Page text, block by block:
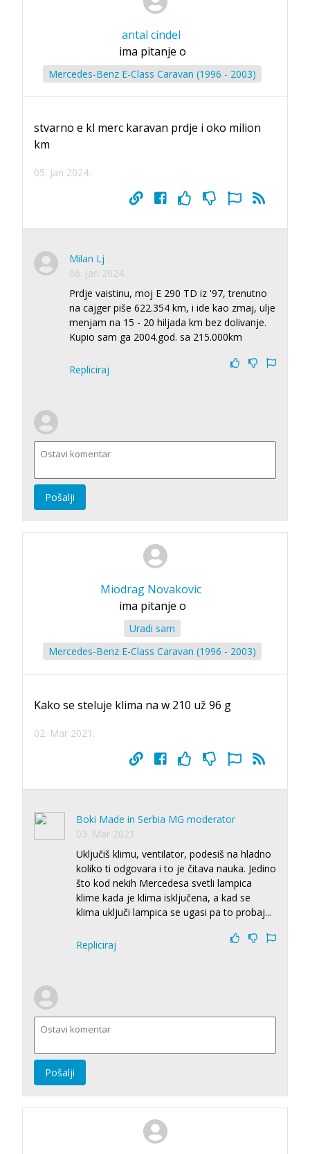
antal cindel
ima pitanje o
Mercedes-Benz E-Class Caravan (1996 - 2003)
stvarno e kl merc karavan prdje i oko milion
km
05. Jan 2024.
Milan Lj
06. Jan 2024.
Prdje vaistinu, moj E 290 TD iz '97, trenutno
na cajger piše 622.354 km, i ide kao zmaj, ulje
menjam na 15 - 20 hiljada km bez dolivanje.
Kupio sam ga 2004.god. sa 215.000km
Repliciraj
Pošalji
Miodrag Novakovic
ima pitanje o
Uradi sam
Mercedes-Benz E-Class Caravan (1996 - 2003)
Kako se steluje klima na w 210 už 96 g
02. Mar 2021.
Boki Made in Serbia MG moderator
03. Mar 2021.
Uključiš klimu, ventilator, podesiš na hladno
koliko ti odgovara i to je čitava nauka. Jedino
što kod nekih Mercedesa svetli lampica
klime kada je klima isključena, a kad se
klima uključi lampica se ugasi pa to probaj...
Repliciraj
Pošalji